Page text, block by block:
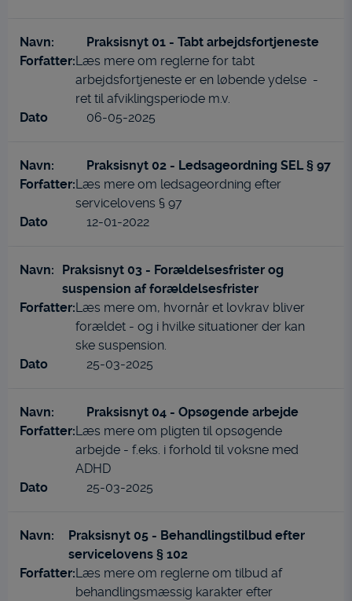
Praksisnyt 01 - Tabt arbejdsfortjeneste
Læs mere om reglerne for tabt
arbejdsfortjeneste er en løbende ydelse -
ret til afviklingsperiode m.v.
06-05-2025
Praksisnyt 02 - Ledsageordning SEL § 97
Læs mere om ledsageordning efter
servicelovens § 97
12-01-2022
Praksisnyt 03 - Forældelsesfrister og
suspension af forældelsesfrister
Læs mere om, hvornår et lovkrav bliver
forældet - og i hvilke situationer der kan
ske suspension.
25-03-2025
Praksisnyt 04 - Opsøgende arbejde
Læs mere om pligten til opsøgende
arbejde - f.eks. i forhold til voksne med
ADHD
25-03-2025
Praksisnyt 05 - Behandlingstilbud efter
servicelovens § 102
Læs mere om reglerne om tilbud af
behandlingsmæssig karakter efter